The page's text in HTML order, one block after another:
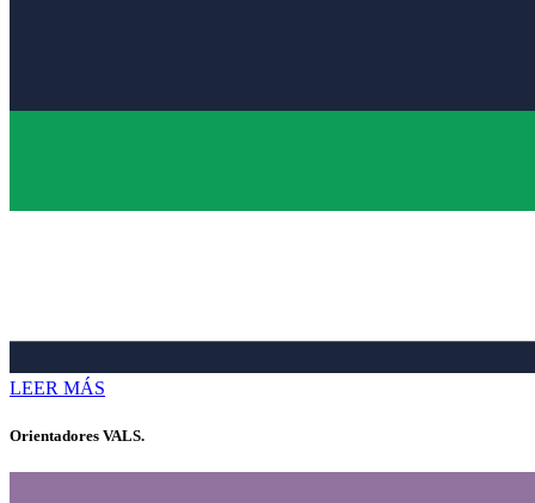
LEER MÁS
Orientadores VALS.